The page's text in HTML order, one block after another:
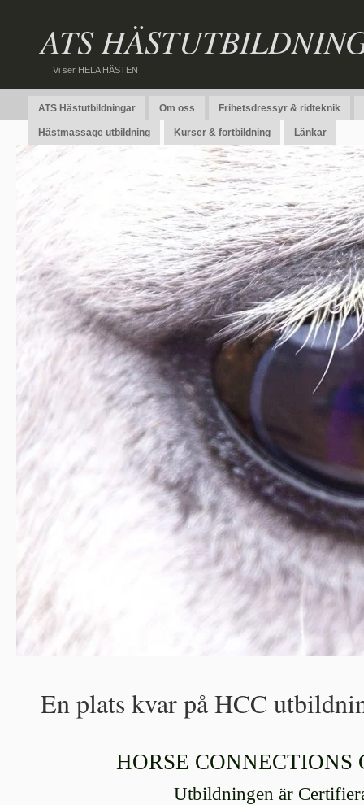
ATS
Vi ser HELA HÄSTEN
ATS Hästutbildningar Om oss Frihetsdressyr & ridteknik
Hästmassage utbildning Kurser & fortbildning Länkar
En plats kvar på HCC
HORSE CONNECTIONS
Utbildningen är